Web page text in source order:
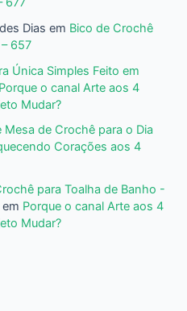
Dias em Bico de Crochê
657
Única Simples Feito em
Porque o canal Arte aos 4
Mudar?
de Crochê para o Dia
Corações aos 4
para Toalha de Banho -
em Porque o canal Arte aos 4
Mudar?